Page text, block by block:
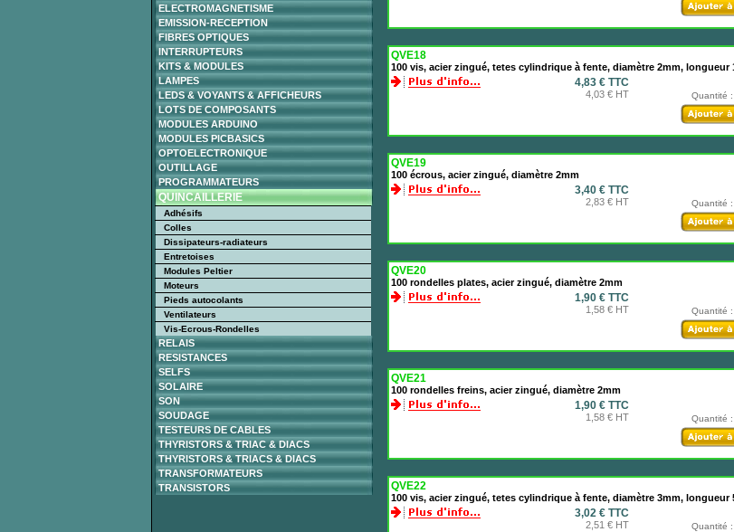
ELECTROMAGNETISME
EMISSION-RECEPTION
FIBRES OPTIQUES
INTERRUPTEURS
KITS & MODULES
LAMPES
LEDS & VOYANTS & AFFICHEURS
LOTS DE COMPOSANTS
MODULES ARDUINO
MODULES PICBASICS
OPTOELECTRONIQUE
OUTILLAGE
PROGRAMMATEURS
QUINCAILLERIE
Adhésifs
Colles
Dissipateurs-radiateurs
Entretoises
Modules Peltier
Moteurs
Pieds autocolants
Ventilateurs
Vis-Ecrous-Rondelles
RELAIS
RESISTANCES
SELFS
SOLAIRE
SON
SOUDAGE
TESTEURS DE CABLES
THYRISTORS & TRIAC & DIACS
THYRISTORS & TRIACS & DIACS
TRANSFORMATEURS
TRANSISTORS
QVE18
100 vis, acier zingué, tetes cylindrique à fente, diamètre 2mm, longueur
4,83 € TTC
4,03 € HT Quantité :
QVE19
100 écrous, acier zingué, diamètre 2mm
3,40 € TTC
2,83 € HT Quantité :
QVE20
100 rondelles plates, acier zingué, diamètre 2mm
1,90 € TTC
1,58 € HT Quantité :
QVE21
100 rondelles freins, acier zingué, diamètre 2mm
1,90 € TTC
1,58 € HT Quantité :
QVE22
100 vis, acier zingué, tetes cylindrique à fente, diamètre 3mm, longueur
3,02 € TTC
2,51 € HT Quantité :